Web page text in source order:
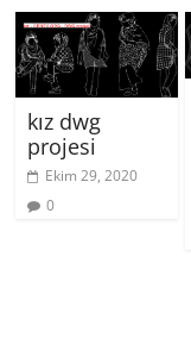
kız dwg
projesi
Ekim 29, 2020
0